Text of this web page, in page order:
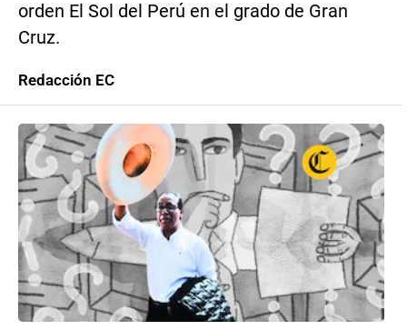
orden El Sol del Perú en el grado de Gran
Cruz.
Redacción EC